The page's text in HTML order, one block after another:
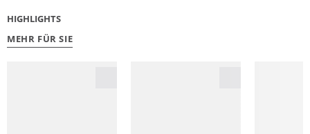
HIGHLIGHTS
MEHR FÜR SIE